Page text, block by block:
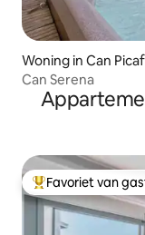
Woning in Can
Can Serena
Topfavoriet van
Favoriet van